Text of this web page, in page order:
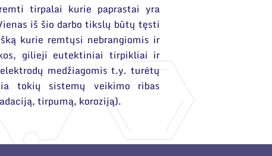
tirpalai kurie paprastai yra
iš šio darbo tikslų būtų tęsti
kurie remtųsi nebrangiomis ir
gilieji eutektiniai tirpikliai ir
medžiagomis t.y. turėtų
tokių sistemų veikimo ribas
tirpumą, koroziją).